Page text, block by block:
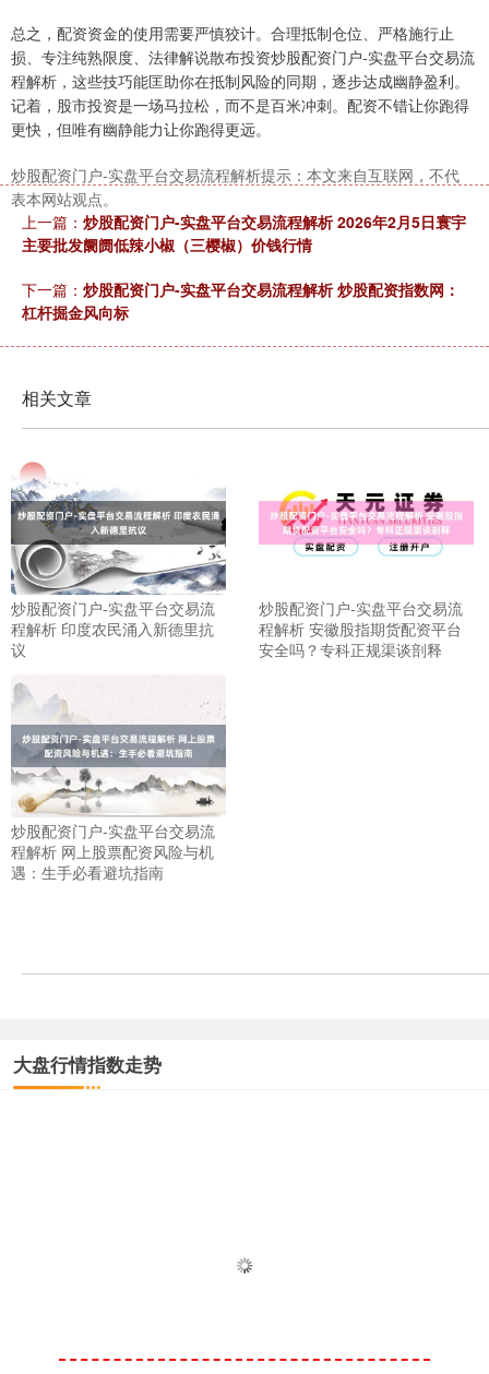
总之，配资资金的使用需要严慎狡计。合理抵制仓位、严格施行止
损、专注纯熟限度、法律解说散布投资炒股配资门户-实盘平台交易流
程解析，这些技巧能匡助你在抵制风险的同期，逐步达成幽静盈利。
记着，股市投资是一场马拉松，而不是百米冲刺。配资不错让你跑得
更快，但唯有幽静能力让你跑得更远。
炒股配资门户-实盘平台交易流程解析提示：本文来自互联网，不代
表本网站观点。
上一篇： 炒股配资门户-实盘平台交易流程解析 2026年2月5日寰宇
主要批发阛阓低辣小椒（三樱椒）价钱行情
下一篇： 炒股配资门户-实盘平台交易流程解析 炒股配资指数网：
杠杆掘金风向标
相关文章
炒股配资门户-实盘平台交易流
程解析 印度农民涌入新德里抗
议
炒股配资门户-实盘平台交易流
程解析 安徽股指期货配资平台
安全吗？专科正规渠谈剖释
炒股配资门户-实盘平台交易流
程解析 网上股票配资风险与机
遇：生手必看避坑指南
大盘行情指数走势